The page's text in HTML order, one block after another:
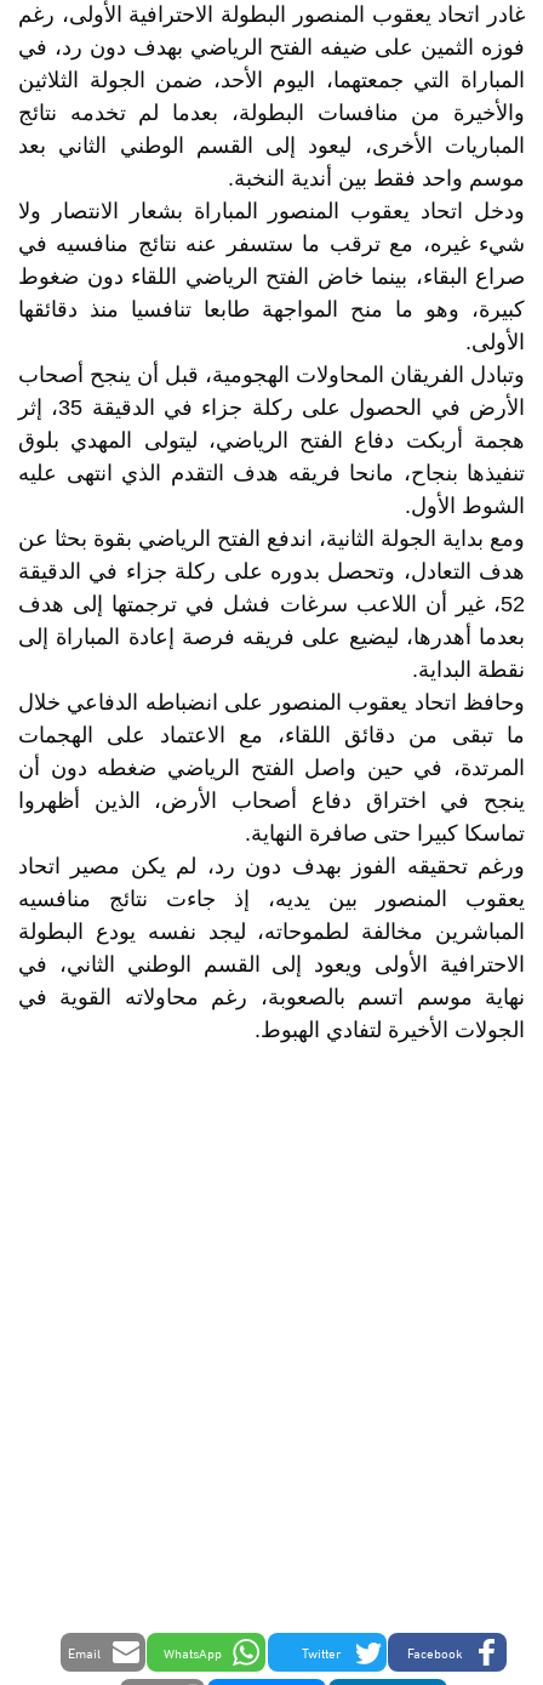
غادر اتحاد يعقوب المنصور البطولة الاحترافية الأولى، رغم
فوزه الثمين على ضيفه الفتح الرياضي بهدف دون رد، في
المباراة التي جمعتهما، اليوم الأحد، ضمن الجولة الثلاثين
والأخيرة من منافسات البطولة، بعدما لم تخدمه نتائج
المباريات الأخرى، ليعود إلى القسم الوطني الثاني بعد
موسم واحد فقط بين أندية النخبة.
ودخل اتحاد يعقوب المنصور المباراة بشعار الانتصار ولا
شيء غيره، مع ترقب ما ستسفر عنه نتائج منافسيه في
صراع البقاء، بينما خاض الفتح الرياضي اللقاء دون ضغوط
كبيرة، وهو ما منح المواجهة طابعا تنافسيا منذ دقائقها
الأولى.
وتبادل الفريقان المحاولات الهجومية، قبل أن ينجح أصحاب
الأرض في الحصول على ركلة جزاء في الدقيقة 35، إثر
هجمة أربكت دفاع الفتح الرياضي، ليتولى المهدي بلوق
تنفيذها بنجاح، مانحا فريقه هدف التقدم الذي انتهى عليه
الشوط الأول.
ومع بداية الجولة الثانية، اندفع الفتح الرياضي بقوة بحثا عن
هدف التعادل، وتحصل بدوره على ركلة جزاء في الدقيقة
52، غير أن اللاعب سرغات فشل في ترجمتها إلى هدف
بعدما أهدرها، ليضيع على فريقه فرصة إعادة المباراة إلى
نقطة البداية.
وحافظ اتحاد يعقوب المنصور على انضباطه الدفاعي خلال
ما تبقى من دقائق اللقاء، مع الاعتماد على الهجمات
المرتدة، في حين واصل الفتح الرياضي ضغطه دون أن
ينجح في اختراق دفاع أصحاب الأرض، الذين أظهروا
تماسكا كبيرا حتى صافرة النهاية.
ورغم تحقيقه الفوز بهدف دون رد، لم يكن مصير اتحاد
يعقوب المنصور بين يديه، إذ جاءت نتائج منافسيه
المباشرين مخالفة لطموحاته، ليجد نفسه يودع البطولة
الاحترافية الأولى ويعود إلى القسم الوطني الثاني، في
نهاية موسم اتسم بالصعوبة، رغم محاولاته القوية في
الجولات الأخيرة لتفادي الهبوط.
Facebook
Twitter
WhatsApp
Email